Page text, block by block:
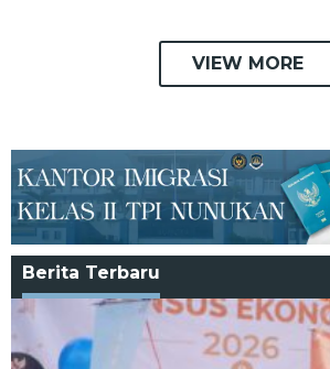
VIEW MORE
Berita Terbaru